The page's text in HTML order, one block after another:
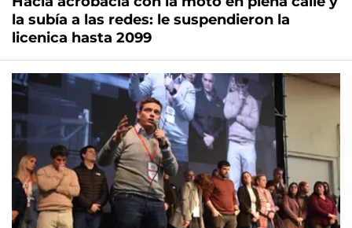
la subía a las redes: le suspendieron la
licenica hasta 2099